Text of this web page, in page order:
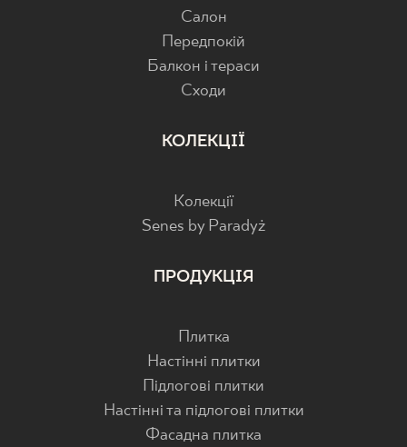
Салон
Передпокій
Балкон і тераси
Cходи
КОЛЕКЦІЇ
Колекції
Senes by Paradyż
ПРОДУКЦІЯ
Плитка
Настінні плитки
Підлогові плитки
Настінні та підлогові плитки
Фасадна плитка